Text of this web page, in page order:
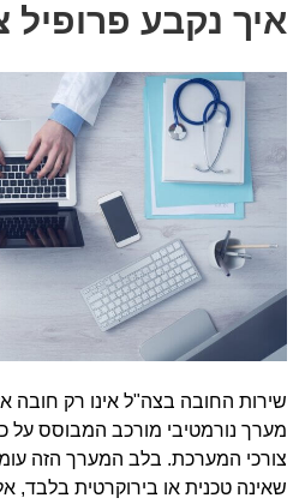
איך נקבע פרופיל
שירות החובה בצה"ל אינו רק חובה
מערך נורמטיבי מורכב המבוסס על
צורכי המערכת. בלב המערך הזה
שאינה טכנית או בירוקרטית בלבד,